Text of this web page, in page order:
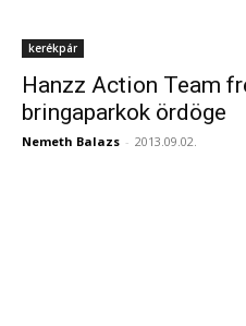
kerékpár
Hanzz Action Team
bringaparkok ördöge
Nemeth Balazs - 2013.09.02.